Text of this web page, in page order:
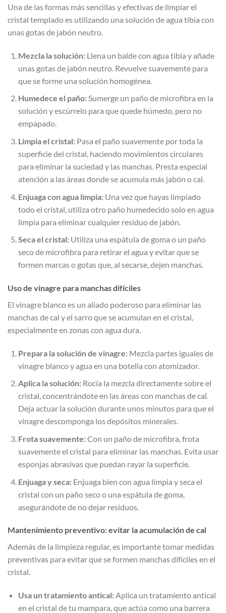
Una de las formas más sencillas y efectivas de limpiar el
cristal templado es utilizando una solución de agua tibia con
unas gotas de jabón neutro.
Mezcla la solución:Llena un balde con agua tibia y añade
unas gotas de jabón neutro. Revuelve suavemente para
que se forme una solución homogénea.
Humedece el paño:Sumerge un paño de microfibra en la
solución y escúrrelo para que quede húmedo, pero no
empapado.
Limpia el cristal:Pasa el paño suavemente por toda la
superficie del cristal, haciendo movimientos circulares
para eliminar la suciedad y las manchas. Presta especial
atención a las áreas donde se acumula más jabón o cal.
Enjuaga con agua limpia:Una vez que hayas limpiado
todo el cristal, utiliza otro paño humedecido solo en agua
limpia para eliminar cualquier residuo de jabón.
Seca el cristal:Utiliza una espátula de goma o un paño
seco de microfibra para retirar el agua y evitar que se
formen marcas o gotas que, al secarse, dejen manchas.
Uso de vinagre para manchas difíciles
El vinagre blanco es un aliado poderoso para eliminar las
manchas de cal y el sarro que se acumulan en el cristal,
especialmente en zonas con agua dura.
Prepara la solución de vinagre:Mezcla partes iguales de
vinagre blanco y agua en una botella con atomizador.
Aplica la solución:Rocía la mezcla directamente sobre el
cristal, concentrándote en las áreas con manchas de cal.
Deja actuar la solución durante unos minutos para que el
vinagre descomponga los depósitos minerales.
Frota suavemente:Con un paño de microfibra, frota
suavemente el cristal para eliminar las manchas. Evita usar
esponjas abrasivas que puedan rayar la superficie.
Enjuaga y seca:Enjuaga bien con agua limpia y seca el
cristal con un paño seco o una espátula de goma,
asegurándote de no dejar residuos.
Mantenimiento preventivo: evitar la acumulación de cal
Además de la limpieza regular, es importante tomar medidas
preventivas para evitar que se formen manchas difíciles en el
cristal.
Usa un tratamiento antical:Aplica un tratamiento antical
en el cristal de tu mampara, que actúa como una barrera